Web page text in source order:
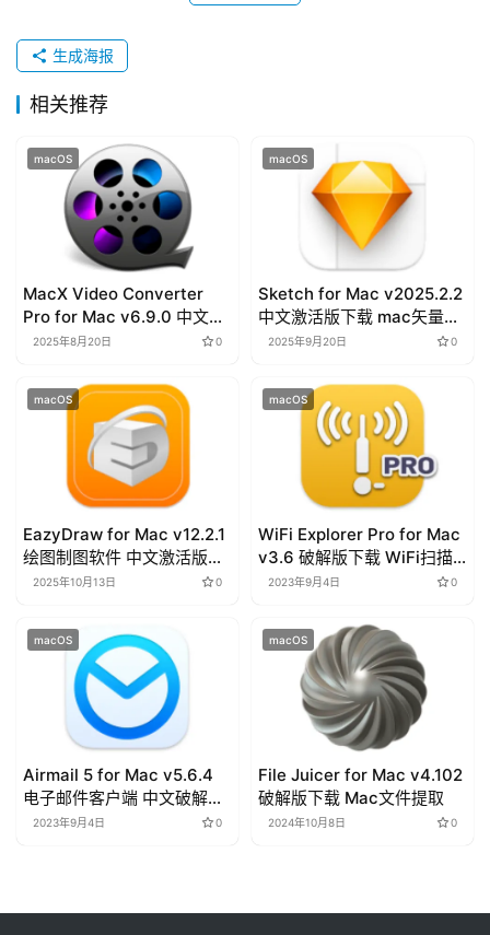
生成海报
相关推荐
macOS
MacX Video Converter
Pro for Mac v6.9.0 中文破
解版下载 视频转换器
2025年8月20日 0
macOS
Sketch for Mac v2025.2.2
中文激活版下载 mac矢量绘
图2025年9月20日 0
macOS
EazyDraw for Mac v12.2.1
绘图制图软件 中文激活版下
载2025年10月13日 0
macOS
WiFi Explorer Pro for Mac
v3.6 破解版下载 WiFi扫描
诊断工具
2023年9月4日 0
macOS
Airmail 5 for Mac v5.6.4
电子邮件客户端 中文破解版
下载
2023年9月4日 0
macOS
File Juicer for Mac v4.102
破解版下载 Mac文件提取
2024年10月8日 0